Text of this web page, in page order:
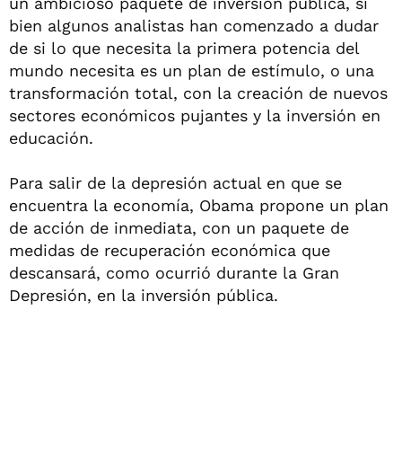
bien algunos analistas han comenzado a dudar
de si lo que necesita la primera potencia del
mundo necesita es un plan de estímulo, o una
transformación total, con la creación de nuevos
sectores económicos pujantes y la inversión en
educación.
Para salir de la depresión actual en que se
encuentra la economía, Obama propone un plan
de acción de inmediata, con un paquete de
medidas de recuperación económica que
descansará, como ocurrió durante la Gran
Depresión, en la inversión pública.